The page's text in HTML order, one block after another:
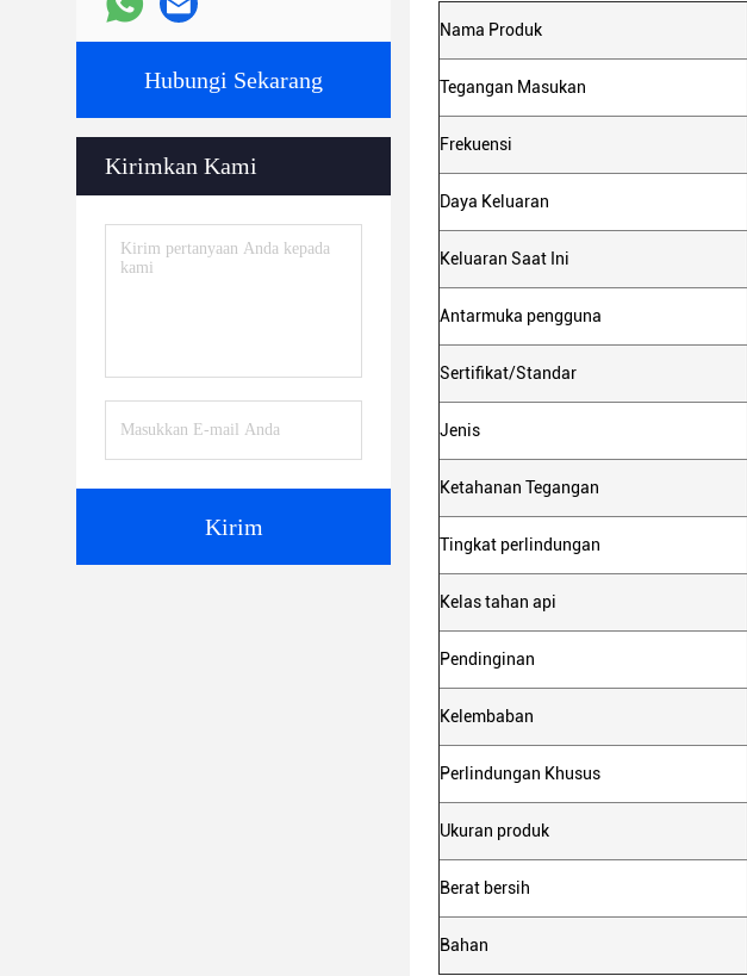
Hubungi Sekarang
Kirimkan Kami
Kirim
Nama Produk
Tegangan Masukan
Frekuensi
Daya Keluaran
Keluaran Saat Ini
Antarmuka pengguna
Sertifikat/Standar
Jenis
Ketahanan Tegangan
Tingkat perlindungan
Kelas tahan api
Pendinginan
Kelembaban
Perlindungan Khusus
Ukuran produk
Berat bersih
Bahan